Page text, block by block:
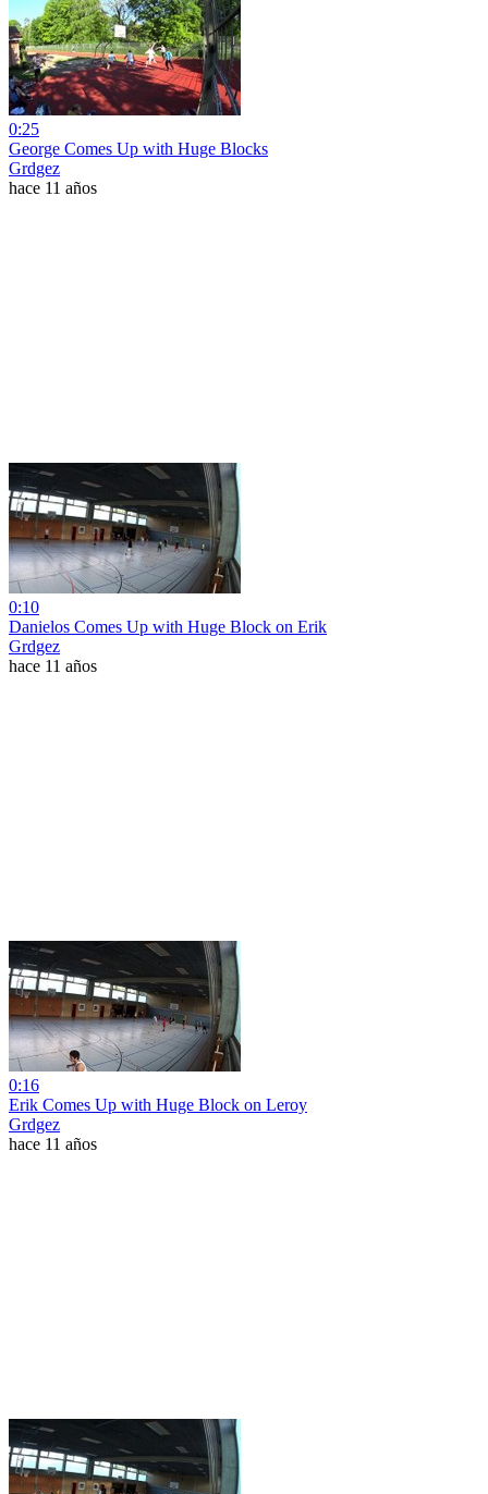
0:25
George Comes Up with Huge Blocks
Grdgez
hace 11 años
0:10
Danielos Comes Up with Huge Block on Erik
Grdgez
hace 11 años
0:16
Erik Comes Up with Huge Block on Leroy
Grdgez
hace 11 años